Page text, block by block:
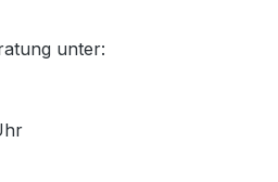
unter: